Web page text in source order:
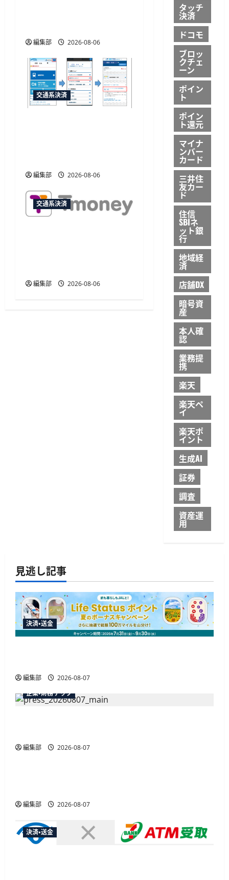
編集部 2026-08-06
交通系決済
編集部 2026-08-06
交通系決済
編集部 2026-08-06
タッチ
決済
ドコモ
ブロッ
クチェ
ーン
ポイン
ト
ポイン
ト還元
マイナ
ンバー
カード
三井住
友カー
ド
住信
SBIネ
ット銀
行
地域経
済
店舗DX
暗号資
産
本人確
認
業務提
携
楽天
楽天ペ
イ
楽天ポ
イント
生成AI
証券
調査
資産運
用
見逃し記事
決済・送金
編集部
2026-08-07
企業・財務テック
編集部 2026-08-07
広告
編集部 2026-08-07
決済・送金